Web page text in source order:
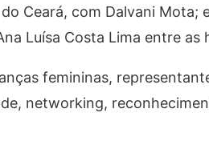
Ceará, com Dalvani Mota;
Luísa Costa Lima entre as
femininas,
networking,